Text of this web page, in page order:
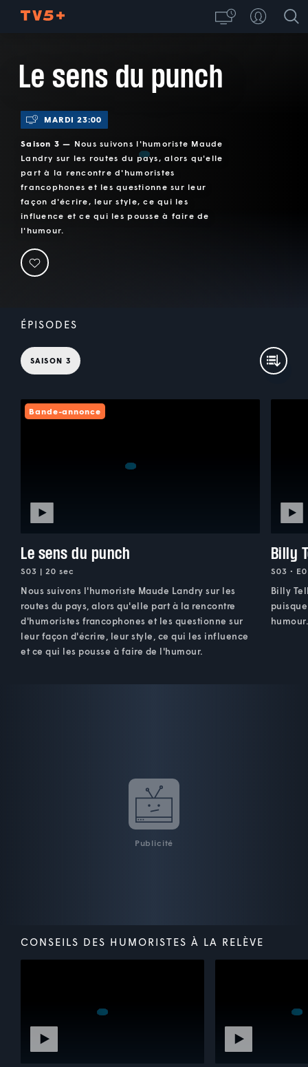
Le sens du punch
MARDI 23:00
Saison 3 — Nous suivons l'humoriste Maude
Landry sur les routes du pays, alors qu'elle
part à la rencontre d'humoristes
francophones et les questionne sur leur
façon d'écrire, leur style, ce qui les
influence et ce qui les pousse à faire de
l'humour.
ÉPISODES
SAISON 3
Bande-annonce
Le sens du punch
S03 | 20 sec
Nous suivons l'humoriste Maude Landry sur les
routes du pays, alors qu'elle part à la rencontre
d'humoristes francophones et les questionne sur
leur façon d'écrire, leur style, ce qui les influence
et ce qui les pousse à faire de l'humour.
Billy
S03 •
Billy
Publicité
CONSEILS DES HUMORISTES À LA RELÈVE